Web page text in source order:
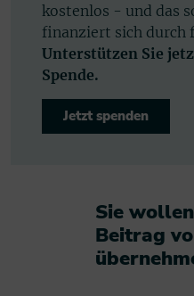
kostenlos - und das
finanziert sich durch
Unterstützen Sie
Spende.
Jetzt spenden
Sie
Beitrag